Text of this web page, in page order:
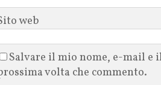
web
Salvare il mio nome, e-mail e
volta che commento.